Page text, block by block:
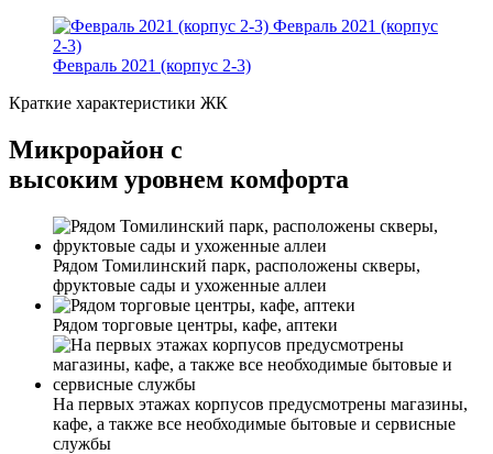
Февраль 2021 (корпус
2-3)
Февраль 2021 (корпус 2-3)
Краткие характеристики ЖК
Микрорайон с
высоким уровнем комфорта
Рядом Томилинский парк, расположены скверы,
фруктовые сады и ухоженные аллеи
Рядом торговые центры, кафе, аптеки
На первых этажах корпусов предусмотрены магазины,
кафе, а также все необходимые бытовые и сервисные
службы